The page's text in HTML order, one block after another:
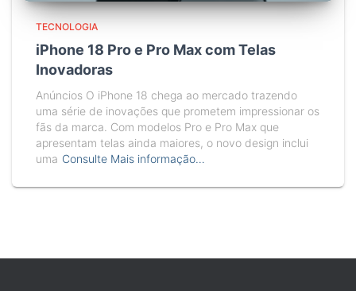
TECNOLOGIA
iPhone 18 Pro e Pro Max com Telas
Inovadoras
Anúncios O iPhone 18 chega ao mercado trazendo
uma série de inovações que prometem impressionar os
fãs da marca. Com modelos Pro e Pro Max que
apresentam telas ainda maiores, o novo design inclui
uma Consulte Mais informação…